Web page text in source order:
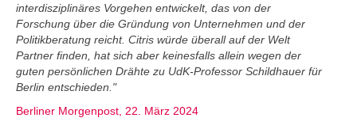
interdisziplinäres Vorgehen entwickelt, das von der
Forschung über die Gründung von Unternehmen und der
Politikberatung reicht. Citris würde überall auf der Welt
Partner finden, hat sich aber keinesfalls allein wegen der
guten persönlichen Drähte zu UdK-Professor Schildhauer für
Berlin entschieden."
Berliner Morgenpost, 22. März 2024